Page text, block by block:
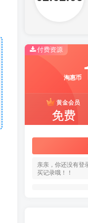
付费资源
淘惠币
黄金会员
免费
亲亲，你还没有登
买记录哦！！